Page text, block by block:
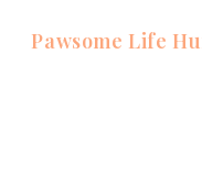
Pawsome Life